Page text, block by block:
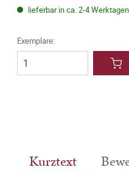
lieferbar in ca. 2-4 Werktagen
Exemplare:
Kurztext